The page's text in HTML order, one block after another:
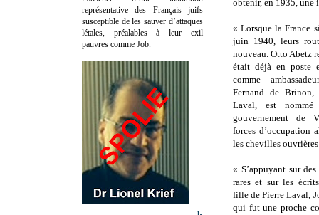
obtenir, en 1935,
« Lorsque la France
juin 1940, leurs
nouveau. Otto Abetz
était déjà en poste
comme
Fernand de Brinon,
Laval, est nommé
gouvernement de
forces d’occupation
les chevilles
« S’appuyant sur
rares et sur les
fille de Pierre Laval,
qui fut une proche
représentative des Français juifs
susceptible de les sauver d’attaques
létales, préalables à leur exil
pauvres comme Job.